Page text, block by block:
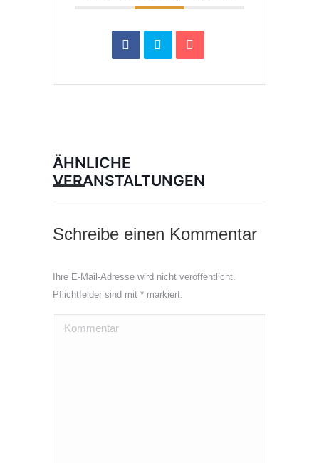
ÄHNLICHE
VERANSTALTUNGEN
Schreibe einen Kommentar
Ihre E-Mail-Adresse wird nicht veröffentlicht.
Pflichtfelder sind mit * markiert.
Kommentar